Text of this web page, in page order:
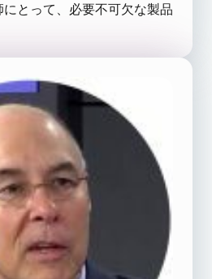
とって、必要不可欠な製品